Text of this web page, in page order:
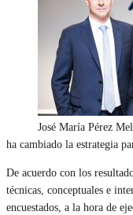
José María Pérez
ha cambiado la estrategia
De acuerdo con los
técnicas, conceptuales e
encuestados, a la hora de